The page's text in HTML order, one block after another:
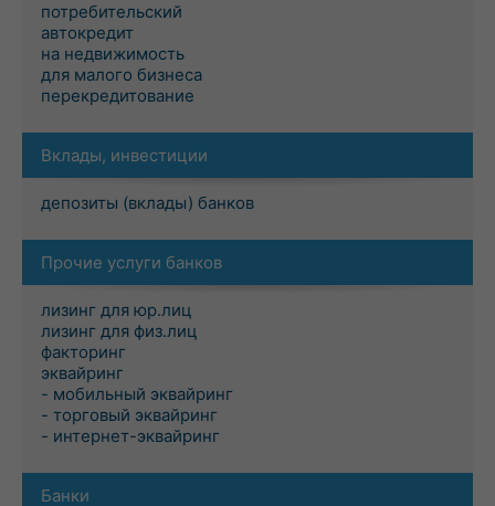
потребительский
автокредит
на недвижимость
для малого бизнеса
перекредитование
Вклады, инвестиции
депозиты (вклады) банков
Прочие услуги банков
лизинг для юр.лиц
лизинг для физ.лиц
факторинг
эквайринг
- мобильный эквайринг
- торговый эквайринг
- интернет-эквайринг
Банки